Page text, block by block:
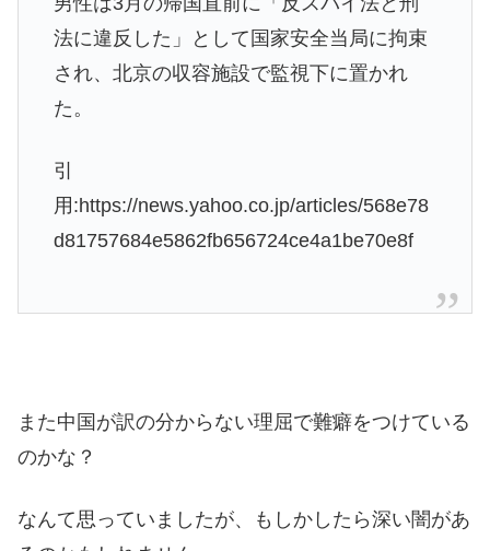
法に違反した」として国家安全当局に拘束
され、北京の収容施設で監視下に置かれ
た。
引
用:https://news.yahoo.co.jp/articles/568e78
d81757684e5862fb656724ce4a1be70e8f
また中国が訳の分からない理屈で難癖をつけている
のかな？
なんて思っていましたが、もしかしたら深い闇があ